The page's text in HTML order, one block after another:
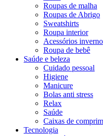
Roupas de malha
Roupas de Abrigo
Sweatshirts
Roupa interior
Acessórios inverno
Roupa de bebê
Saúde e beleza
Cuidado pessoal
Higiene
Manicure
Bolas anti stress
Relax
Saúde
Caixas de
Tecnologia